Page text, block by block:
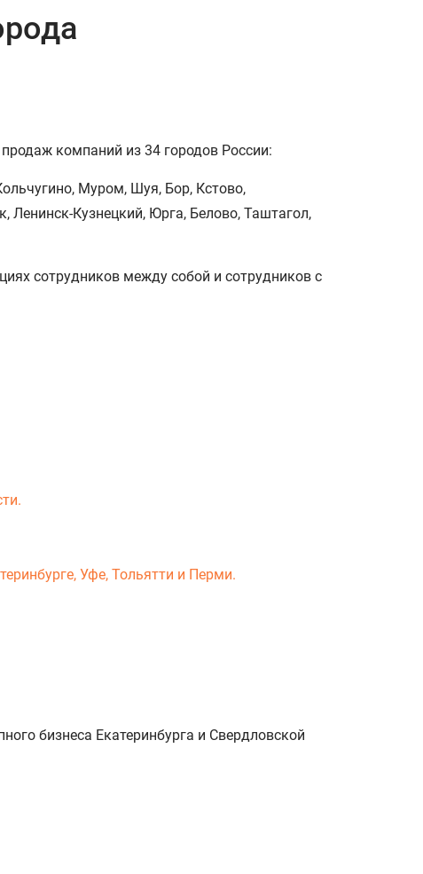
компаний из 34 городов России:
Муром, Шуя, Бор, Кстово,
Ленинск-Кузнецкий, Юрга, Белово, Таштагол,
сотрудников между собой и сотрудников с
Уфе, Тольятти и Перми.
бизнеса Екатеринбурга и Свердловской